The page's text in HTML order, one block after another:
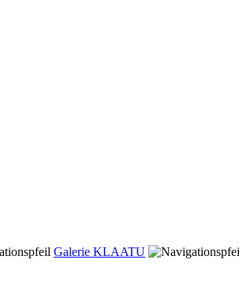
Galerie KLAATU